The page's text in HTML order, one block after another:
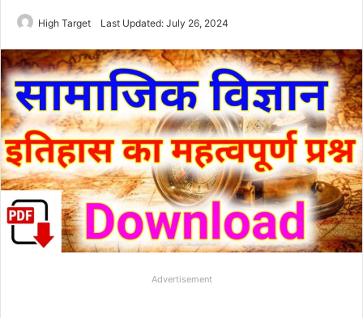
High Target Last Updated: July 26, 2024
Advertisement